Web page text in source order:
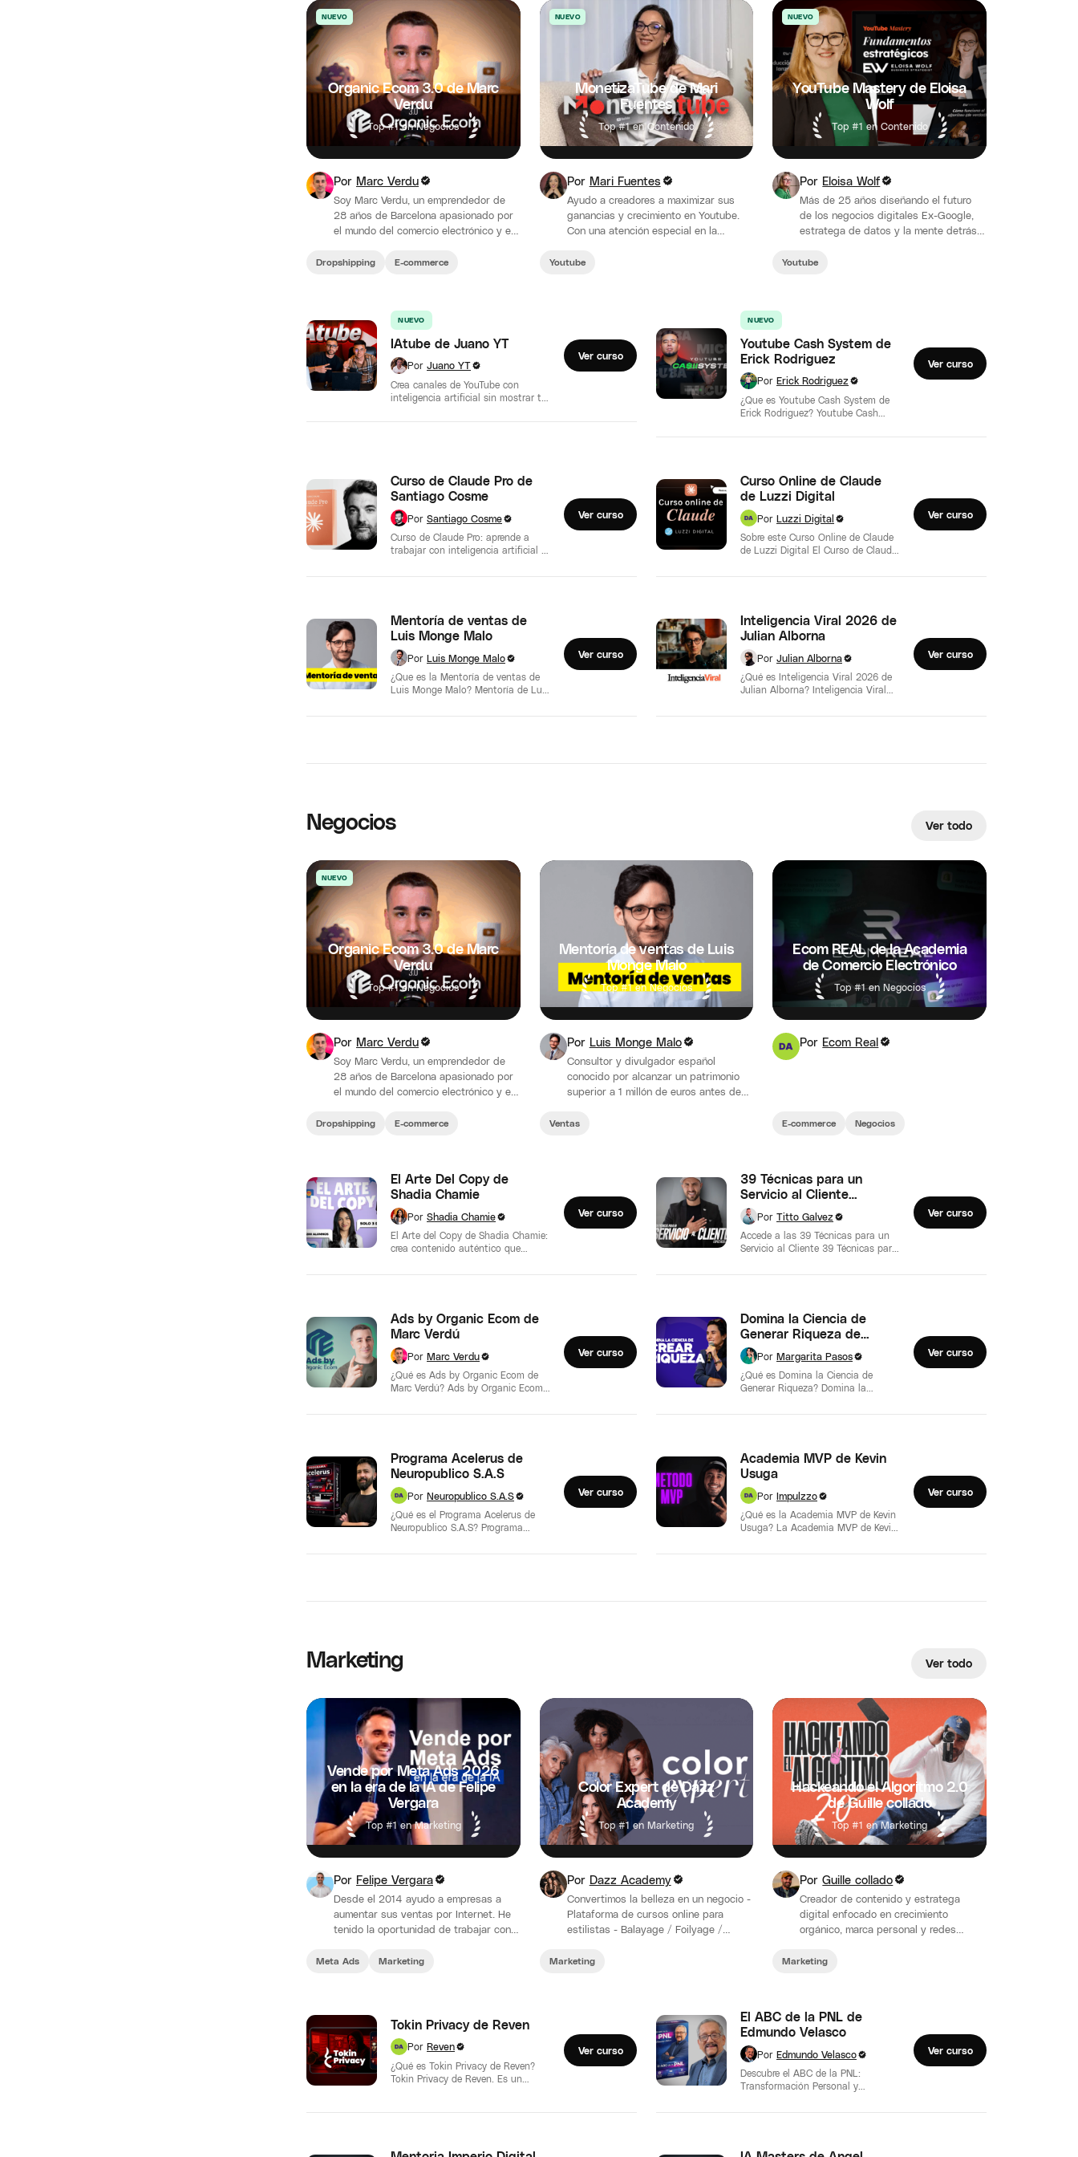
NUEVO
Organic Ecom 3.0 de Marc
Verdu
Top #1 en Negocios
Por Marc Verdu
Soy Marc Verdu, un emprendedor de
28 años de Barcelona apasionado por
el mundo del comercio electrónico y el
Dropshipping E-commerce
NUEVO
MonetizaTube de Mari
Fuentes
Top #1 en Contenido
Por Mari Fuentes
Ayudo a creadores a maximizar sus
ganancias y crecimiento en Youtube.
Con una atención especial en la
monetización de…
Youtube
NUEVO
YouTube Mastery de Eloisa
Wolf
Top #1 en Contenido
Por Eloisa Wolf
Más de 25 años diseñando el futuro
de los negocios digitales Ex-Google,
estratega de datos y la mente detrás
Youtube
NUEVO
IAtube de Juano YT
Por Juano YT
Crea canales de YouTube con
inteligencia artificial sin mostrar tu
Ver curso
NUEVO
Youtube Cash System de
Erick Rodriguez
Por Erick Rodriguez
¿Que es Youtube Cash System de
Erick Rodriguez? Youtube Cash
Ver curso
Curso de Claude Pro de
Santiago Cosme
Por Santiago Cosme
Curso de Claude Pro: aprende a
trabajar con inteligencia artificial El
Ver curso
Curso Online de Claude
de Luzzi Digital
Por Luzzi Digital
Sobre este Curso Online de Claude
de Luzzi Digital El Curso de Claude
Ver curso
Mentoría de ventas de
Luis Monge Malo
Por Luis Monge Malo
¿Que es la Mentoría de ventas de
Luis Monge Malo? Mentoría de Luis
Ver curso
Inteligencia Viral 2026 de
Julian Alborna
Por Julian Alborna
¿Qué es Inteligencia Viral 2026 de
Julian Alborna? Inteligencia Viral
Ver curso
Negocios Ver todo
NUEVO
Organic Ecom 3.0 de Marc
Verdu
Top #1 en Negocios
Por Marc Verdu
Soy Marc Verdu, un emprendedor de
28 años de Barcelona apasionado por
el mundo del comercio electrónico y el
Dropshipping E-commerce
Mentoría de ventas de Luis
Monge Malo
Top #1 en Negocios
Por Luis Monge Malo
Consultor y divulgador español
conocido por alcanzar un patrimonio
superior a 1 millón de euros antes de
Ventas
Ecom REAL de la Academia
de Comercio Electrónico
Top #1 en Negocios
Por Ecom Real
E-commerce Negocios
El Arte Del Copy de
Shadia Chamie
Por Shadia Chamie
El Arte del Copy de Shadia Chamie:
crea contenido auténtico que
Ver curso
39 Técnicas para un
Servicio al Cliente
Espectacular de Titto
Gálvez
Por Titto Galvez
Accede a las 39 Técnicas para un
Servicio al Cliente 39 Técnicas para
Ver curso
Ads by Organic Ecom de
Marc Verdú
Por Marc Verdu
¿Qué es Ads by Organic Ecom de
Marc Verdú? Ads by Organic Ecom
Ver curso
Domina la Ciencia de
Generar Riqueza de
Margarita Pasos
Por Margarita Pasos
¿Qué es Domina la Ciencia de
Generar Riqueza? Domina la
Ver curso
Programa Acelerus de
Neuropublico S.A.S
Por Neuropublico S.A.S
¿Qué es el Programa Acelerus de
Neuropublico S.A.S? Programa
Ver curso
Academia MVP de Kevin
Usuga
Por Impulzzo
¿Qué es la Academia MVP de Kevin
Usuga? La Academia MVP de Kevin
Ver curso
Marketing Ver todo
Vende por Meta Ads 2026
en la era de la IA de Felipe
Vergara
Top #1 en Marketing
Por Felipe Vergara
Desde el 2014 ayudo a empresas a
aumentar sus ventas por Internet. He
tenido la oportunidad de trabajar con
Meta Ads Marketing
Color Expert de Dazz
Academy
Top #1 en Marketing
Por Dazz Academy
Convertimos la belleza en un negocio -
Plataforma de cursos online para
estilistas - Balayage / Foilyage /
Marketing
Hackeando el Algoritmo 2.0
de Guille collado
Top #1 en Marketing
PorGuille collado
Creador de contenido y estratega
digital enfocado en crecimiento
orgánico, marca personal y redes
Instagram. En su comunicación pública
Marketing
Tokin Privacy de Reven
Por Reven
¿Qué es Tokin Privacy de Reven?
Tokin Privacy de Reven. Es un
Ver curso
El ABC de la PNL de
Edmundo Velasco
Por Edmundo Velasco
Descubre el ABC de la PNL:
Transformación Personal y
Ver curso